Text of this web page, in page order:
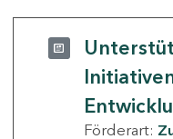
Förderart: